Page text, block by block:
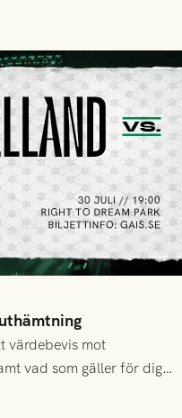
värdebevis mot
vad som gäller för dig